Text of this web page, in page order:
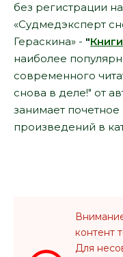
без регистрации
«Судмедэксперт
Гераскина» - "Книги
наиболее
современного
снова в деле!" от
занимает
произведений в
контент
Для